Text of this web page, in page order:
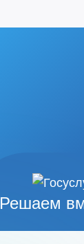
Решаем